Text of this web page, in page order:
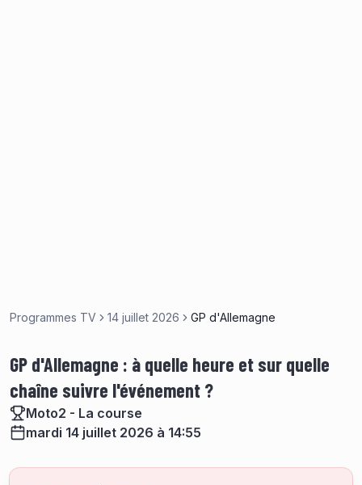
Programmes TV 14 juillet 2026 GP d'Allemagne
GP d'Allemagne : à quelle heure et sur quelle
chaîne suivre l'événement ?
Moto2 - La course
mardi 14 juillet 2026 à 14:55